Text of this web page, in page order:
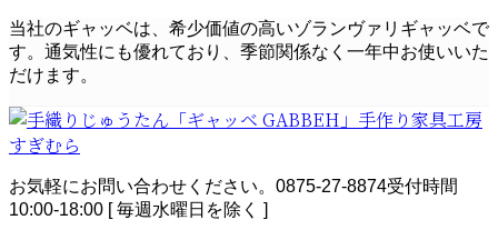
コ
ン
テ
ツ
へ
キ
ッ
ナ
ビ
ゲ
シ
ョ
に
移
当社のギャッベは、希少価値の高いゾランヴァリギャッベで
す。通気性にも優れており、季節関係なく一年中お使いいた
だけます。
お気軽にお問い合わせください。 0875-27-8874受付時間
10:00-18:00 [ 毎週水曜日を除く ]